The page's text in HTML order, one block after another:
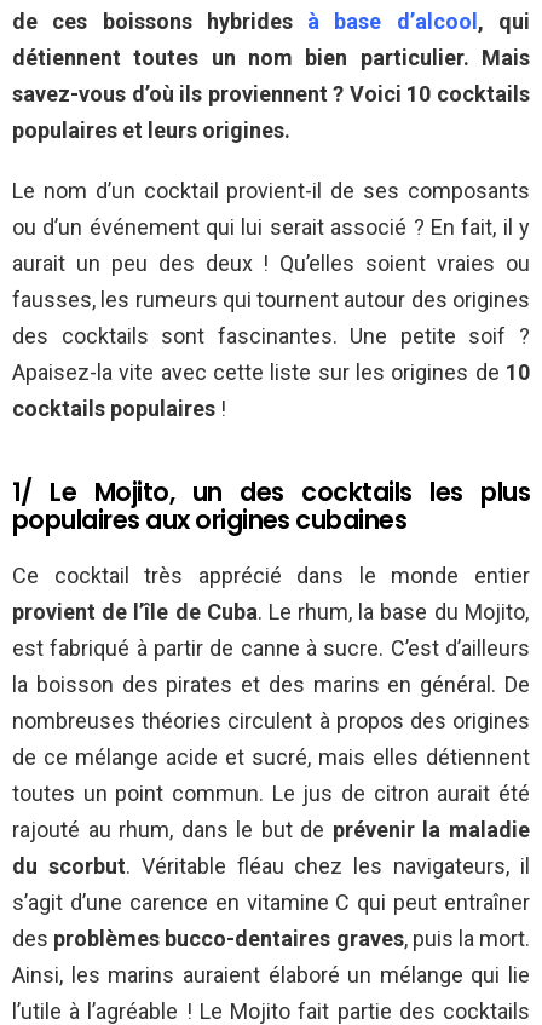
de ces boissons hybrides à base d’alcool , qui
détiennent toutes un nom bien particulier. Mais
savez-vous d’où ils proviennent ? Voici 10 cocktails
populaires et leurs origines.
Le nom d’un cocktail provient-il de ses composants
ou d’un événement qui lui serait associé ? En fait, il y
aurait un peu des deux ! Qu’elles soient vraies ou
fausses, les rumeurs qui tournent autour des origines
des cocktails sont fascinantes. Une petite soif ?
Apaisez-la vite avec cette liste sur les origines de 10
cocktails populaires !
1/ Le Mojito, un des cocktails les plus
populaires aux origines cubaines
Ce cocktail très apprécié dans le monde entier
provient de l’île de Cuba. Le rhum, la base du Mojito,
est fabriqué à partir de canne à sucre. C’est d’ailleurs
la boisson des pirates et des marins en général. De
nombreuses théories circulent à propos des origines
de ce mélange acide et sucré, mais elles détiennent
toutes un point commun. Le jus de citron aurait été
rajouté au rhum, dans le but de prévenir la maladie
du scorbut. Véritable fléau chez les navigateurs, il
s’agit d’une carence en vitamine C qui peut entraîner
des problèmes bucco-dentaires graves, puis la mort.
Ainsi, les marins auraient élaboré un mélange qui lie
l’utile à l’agréable ! Le Mojito fait partie des cocktails